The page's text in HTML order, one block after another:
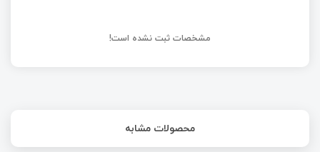
مشخصات ثبت نشده است!
محصولات مشابه